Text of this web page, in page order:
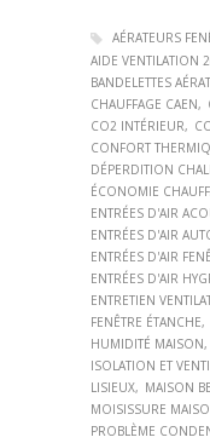
AÉRATEURS
AIDE VENTILATION
BANDELETTES
CHAUFFAGE CAEN
CO2 INTÉRIEUR
CONFORT
DÉPERDITION
ÉCONOMIE
ENTRÉES D'AIR
ENTRÉES D'AIR
ENTRÉES D'AIR
ENTRÉES D'AIR
ENTRETIEN
FENÊTRE ÉTANCHE
HUMIDITÉ MAISON
ISOLATION ET
LISIEUX
MAISON
MOISISSURE
PROBLÈME